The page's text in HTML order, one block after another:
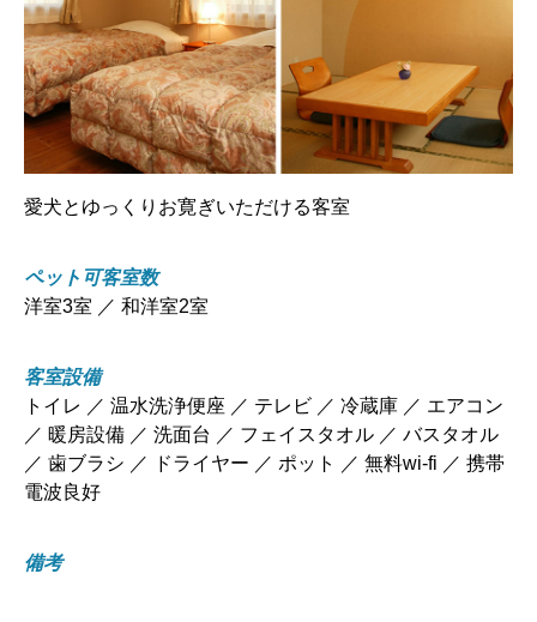
愛犬とゆっくりお寛ぎいただける客室
ペット可客室数
洋室3室 ／ 和洋室2室
客室設備
トイレ ／ 温水洗浄便座 ／ テレビ ／ 冷蔵庫 ／ エアコン
／ 暖房設備 ／ 洗面台 ／ フェイスタオル ／ バスタオル
／ 歯ブラシ ／ ドライヤー ／ ポット ／ 無料wi-fi ／ 携帯
電波良好
備考